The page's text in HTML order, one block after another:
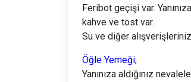
Feribot geçişi var.
kahve ve tost var.
Su ve diğer
Öğle Yemeği;
Yanınıza aldığınız